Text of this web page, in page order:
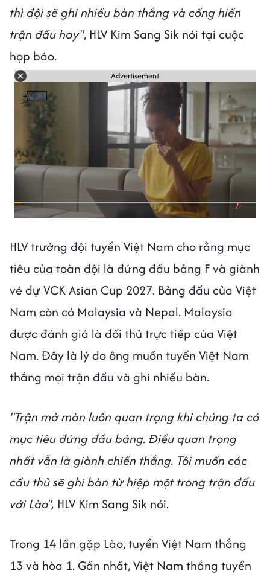
thì đội sẽ ghi nhiều bàn thắng và cống hiến
trận đấu hay", HLV Kim Sang Sik nói tại cuộc
họp báo.
Advertisement
HLV trưởng đội tuyển Việt Nam cho rằng mục
tiêu của toàn đội là đứng đầu bảng F và giành
vé dự VCK Asian Cup 2027. Bảng đấu của Việt
Nam còn có Malaysia và Nepal. Malaysia
được đánh giá là đối thủ trực tiếp của Việt
Nam. Đây là lý do ông muốn tuyển Việt Nam
thắng mọi trận đấu và ghi nhiều bàn.
"Trận mở màn luôn quan trọng khi chúng ta có
mục tiêu đứng đầu bảng. Điều quan trọng
nhất vẫn là giành chiến thắng. Tôi muốn các
cầu thủ sẽ ghi bàn từ hiệp một trong trận đấu
với Lào", HLV Kim Sang Sik nói.
Trong 14 lần gặp Lào, tuyển Việt Nam thắng
13 và hòa 1. Gần nhất, Việt Nam thắng tuyển